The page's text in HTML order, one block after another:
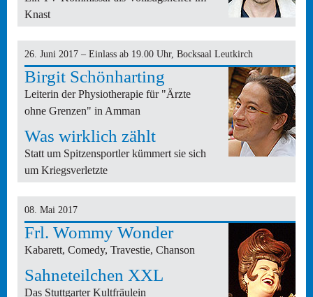
Knast
26. Juni 2017 – Einlass ab 19.00 Uhr, Bocksaal Leutkirch
Birgit Schönharting
Leiterin der Physiotherapie für "Ärzte
ohne Grenzen" in Amman
Was wirklich zählt
Statt um Spitzensportler kümmert sie sich
um Kriegsverletzte
08. Mai 2017
Frl. Wommy Wonder
Kabarett, Comedy, Travestie, Chanson
Sahneteilchen XXL
Das Stuttgarter Kultfräulein